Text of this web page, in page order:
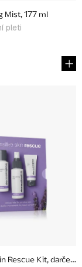
Mist, 177 ml
pleti
Rescue Kit,